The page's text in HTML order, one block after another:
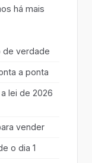
há mais
de verdade
a ponta
lei de 2026
vender
o dia 1